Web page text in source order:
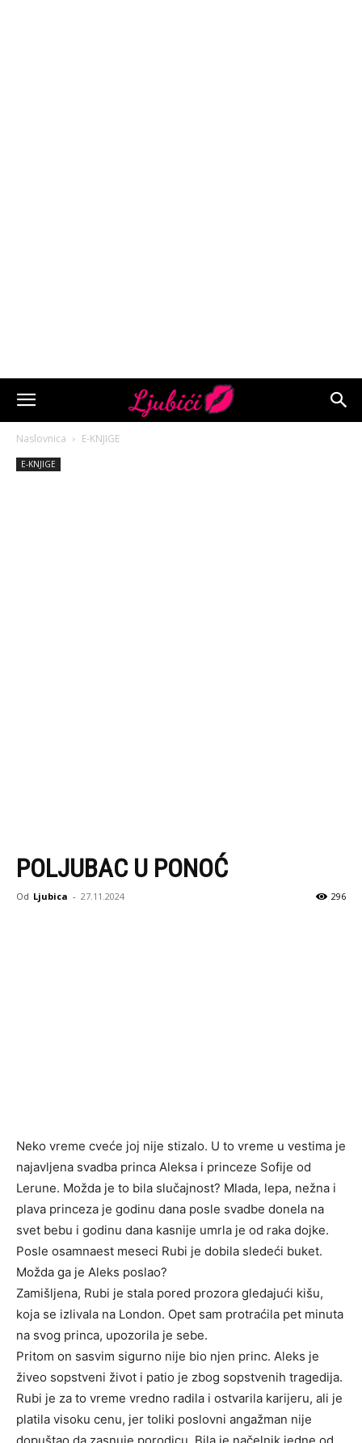
Naslovnica E-KNJIGE
E-KNJIGE
POLJUBAC U PONOĆ
Od Ljubica - 27.11.2024 296
Neko vreme cveće joj nije stizalo. U to vreme u vestima je
najavljena svadba princa Aleksa i princeze Sofije od
Lerune. Možda je to bila slučajnost? Mlada, lepa, nežna i
plava princeza je godinu dana posle svadbe donela na
svet bebu i godinu dana kasnije umrla je od raka dojke.
Posle osamnaest meseci Rubi je dobila sledeći buket.
Možda ga je Aleks poslao?
Zamišljena, Rubi je stala pored prozora gledajući kišu,
koja se izlivala na London. Opet sam protraćila pet minuta
na svog princa, upozorila je sebe.
Pritom on sasvim sigurno nije bio njen princ. Aleks je
živeo sopstveni život i patio je zbog sopstvenih tragedija.
Rubi je za to vreme vredno radila i ostvarila karijeru, ali je
platila visoku cenu, jer toliki poslovni angažman nije